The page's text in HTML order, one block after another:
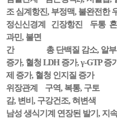
조 심계항진, 부정맥, 불완전한
정신신경계 긴장항진 두통 혼
과민, 불면
간 총 단백질 감소, 알부민
증가, 혈청 LDH 증가, γ-GTP
제 증가, 혈청 인지질 증가
위장관계 구역, 복통, 구토
감, 변비, 구강건조, 혀변색
남성 생식기계 연장된 발기,